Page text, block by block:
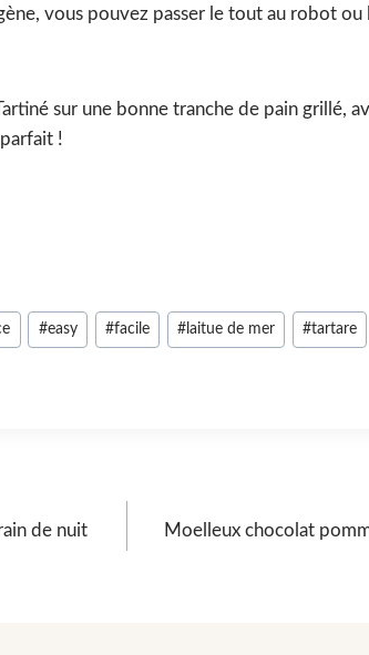
vous pouvez passer le tout au robot ou
sur une bonne tranche de pain grillé,
!
#easy #facile #laitue de mer #tartare
de nuit
Moelleux chocolat